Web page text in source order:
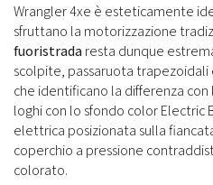
Wrangler 4xe è esteticamente
sfruttano la motorizzazione
fuoristradaresta dunque
scolpite, passaruota
che identificano la differenza
loghi con lo sfondo color Electric
elettrica posizionata sulla
coperchio a pressione
colorato.